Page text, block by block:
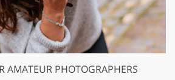
AMATEUR PHOTOGRAPHERS